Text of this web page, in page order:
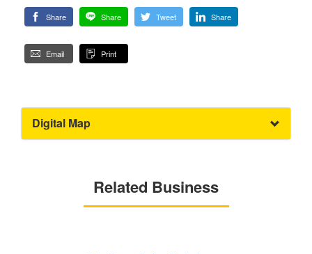
Share Share Tweet Share
Email Print
Digital Map
Related Business